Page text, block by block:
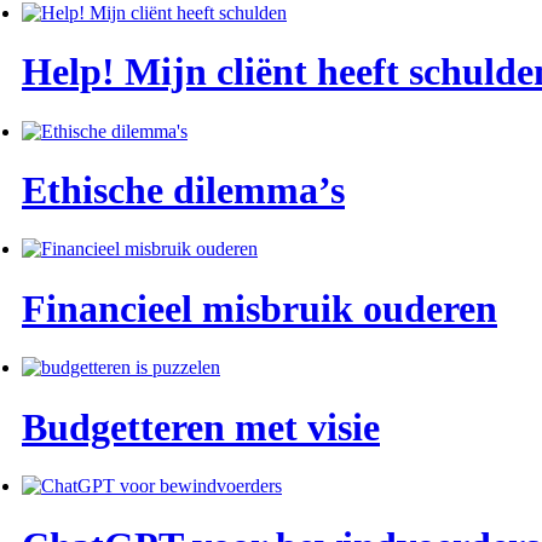
Help! Mijn cliënt heeft
Ethische dilemma’s
Financieel misbruik ouderen
Budgetteren met visie